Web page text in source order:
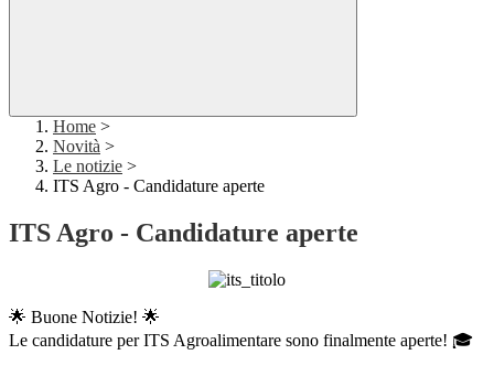
Home >
Novità >
Le notizie >
ITS Agro - Candidature aperte
ITS Agro - Candidature aperte
🌟 Buone Notizie! 🌟
Le candidature per ITS Agroalimentare sono finalmente aperte! 🎓